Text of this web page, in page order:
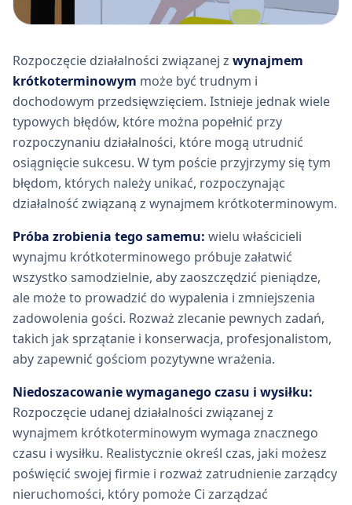
Rozpoczęcie działalności związanej z wynajmem
krótkoterminowym może być trudnym i
dochodowym przedsięwzięciem. Istnieje jednak wiele
typowych błędów, które można popełnić przy
rozpoczynaniu działalności, które mogą utrudnić
osiągnięcie sukcesu. W tym poście przyjrzymy się tym
błędom, których należy unikać, rozpoczynając
działalność związaną z wynajmem krótkoterminowym.
Próba zrobienia tego samemu: wielu właścicieli
wynajmu krótkoterminowego próbuje załatwić
wszystko samodzielnie, aby zaoszczędzić pieniądze,
ale może to prowadzić do wypalenia i zmniejszenia
zadowolenia gości. Rozważ zlecanie pewnych zadań,
takich jak sprzątanie i konserwacja, profesjonalistom,
aby zapewnić gościom pozytywne wrażenia.
Niedoszacowanie wymaganego czasu i wysiłku:
Rozpoczęcie udanej działalności związanej z
wynajmem krótkoterminowym wymaga znacznego
czasu i wysiłku. Realistycznie określ czas, jaki możesz
poświęcić swojej firmie i rozważ zatrudnienie zarządcy
nieruchomości, który pomoże Ci zarządzać